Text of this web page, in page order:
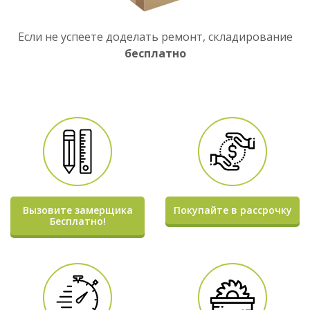
Если не успеете доделать ремонт, складирование
бесплатно
Вызовите замерщика
Бесплатно!
Покупайте в рассрочку